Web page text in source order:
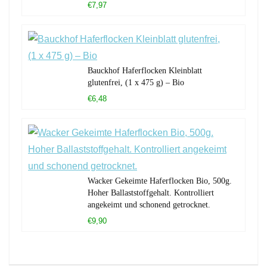
€7,97
Bauckhof Haferflocken Kleinblatt
glutenfrei, (1 x 475 g) – Bio
€6,48
Wacker Gekeimte Haferflocken Bio, 500g.
Hoher Ballaststoffgehalt. Kontrolliert
angekeimt und schonend getrocknet.
€9,90